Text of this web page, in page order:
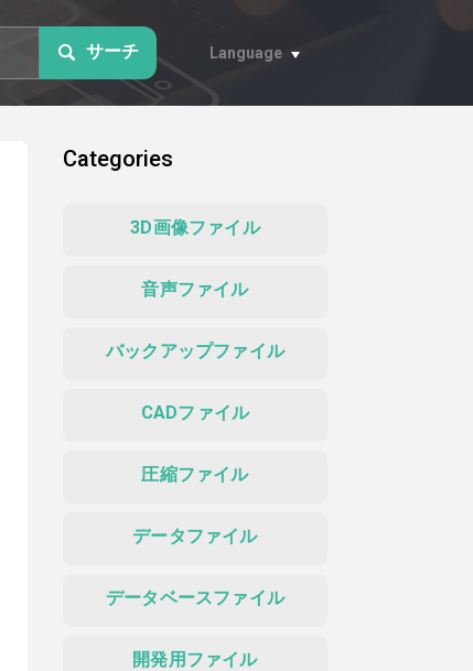
サーチ Language
Categories
3D画像ファイル
音声ファイル
バックアップファイル
CADファイル
圧縮ファイル
データファイル
データベースファイル
開発用ファイル